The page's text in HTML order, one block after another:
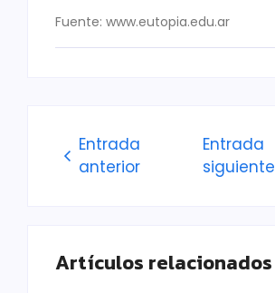
Fuente: www.eutopia.edu.ar
Entrada
anterior
Entrada
siguiente
Artículos relacionados